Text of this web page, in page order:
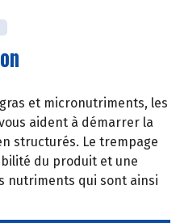
et micronutriments, les
aident à démarrer la
structurés. Le trempage
du produit et une
nutriments qui sont ainsi